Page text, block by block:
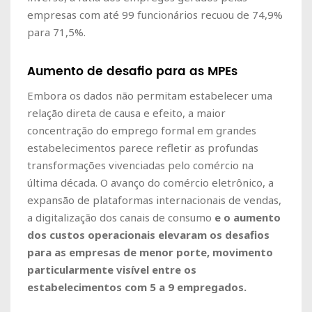
empresas com até 99 funcionários recuou de 74,9%
para 71,5%.
Aumento de desafio para as MPEs
Embora os dados não permitam estabelecer uma
relação direta de causa e efeito, a maior
concentração do emprego formal em grandes
estabelecimentos parece refletir as profundas
transformações vivenciadas pelo comércio na
última década. O avanço do comércio eletrônico, a
expansão de plataformas internacionais de vendas,
a digitalização dos canais de consumo e o aumento
dos custos operacionais elevaram os desafios
para as empresas de menor porte, movimento
particularmente visível entre os
estabelecimentos com 5 a 9 empregados.